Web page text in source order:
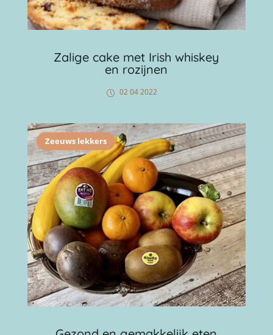
Zalige cake met Irish whiskey
en rozijnen
02 04 2022
Zeeuws lekkers